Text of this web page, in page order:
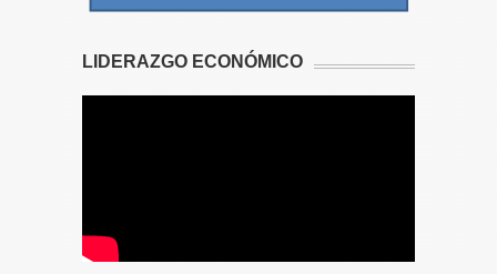
LIDERAZGO ECONÓMICO